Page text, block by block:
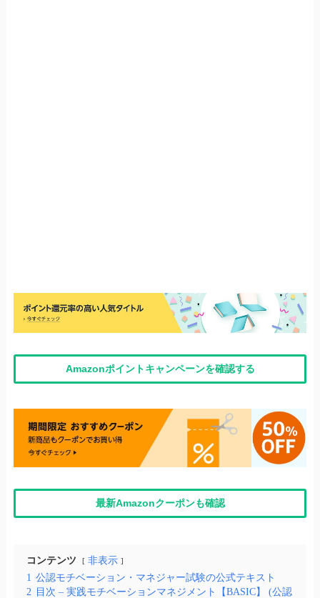
Amazonポイントキャンペーンを確認する
最新Amazonクーポンも確認
コンテンツ
非表示
1 公認モチベーション・マネジャー試験の公式テキスト
2
目次 – 実践モチベーションマネジメント【BASIC】 (公認